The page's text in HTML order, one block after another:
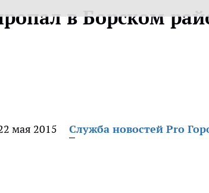
в Борском
мая 2015
Служба новостей Pro